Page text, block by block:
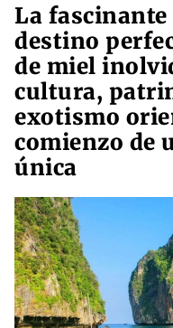
La
destino
de miel
cultura,
exotismo
comienzo de
única